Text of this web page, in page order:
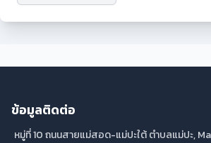
ข้อมูลติดต่อ
หมู่ที่ 10 ถนนสายแม่สอด-แม่ปะใต้ ตำบลแม่ปะ,